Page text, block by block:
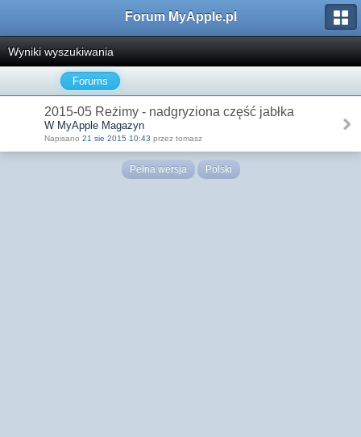
Forum MyApple.pl
Wyniki wyszukiwania
Forums
2015-05 Reżimy - nadgryziona część jabłka
W MyApple Magazyn
Napisano 21 sie 2015 10:43 przez tomasz
Pełna wersja Polski